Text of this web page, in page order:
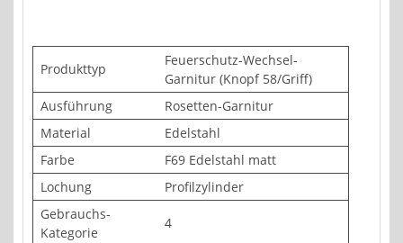
Produkttyp
Feuerschutz-Wechsel-
Garnitur (Knopf 58/Griff)
Ausführung
Rosetten-Garnitur
Material
Edelstahl
Farbe
F69 Edelstahl matt
Lochung
Profilzylinder
Gebrauchs-
Kategorie
4